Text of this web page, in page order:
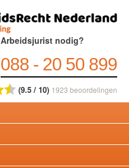
Arbeidsjurist nodig?
088 - 20 50 899
(9.5 / 10) 1923 beoordelingen